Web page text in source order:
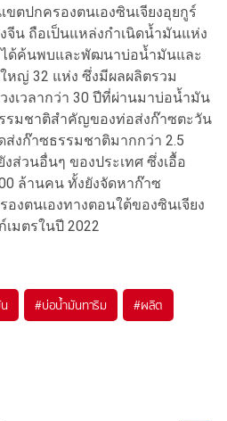
ขตปกครองตนเองซินเจียงอุยกูร์
จีน ถือเป็นแหล่งกำเนิดน้ำมันแห่ง
ด้ค้นพบและพัฒนาบ่อน้ำมันและ
หญ่ 32 แห่ง ซึ่งมีผลผลิตรวม
งเวลากว่า 30 ปีที่ผ่านมาบ่อน้ำมัน
รมชาติสำคัญของท่อส่งก๊าซตะวัน
งก๊าซธรรมชาติมากกว่า 2.5
ส่วนอื่นๆ ของประเทศ ซึ่งเอื้อ
ล้านคน ทั้งยังจัดหาก๊าซ
องตนเองทางตอนใต้ของซินเจียง
มตรในปี 2022
#บ่อน้ำมันทาริม #ผลิต